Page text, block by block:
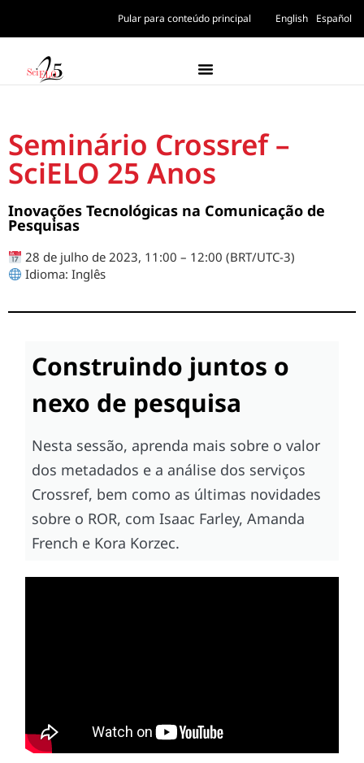
Pular para conteúdo principal English Español
Seminário Crossref –
SciELO 25 Anos
Inovações Tecnológicas na Comunicação de
Pesquisas
28 de julho de 2023, 11:00 – 12:00 (BRT/UTC-3)
Idioma: Inglês
Construindo juntos o
nexo de pesquisa
Nesta sessão, aprenda mais sobre o valor
dos metadados e a análise dos serviços
Crossref, bem como as últimas novidades
sobre o ROR, com Isaac Farley, Amanda
French e Kora Korzec.